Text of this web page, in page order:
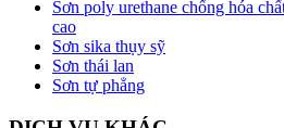
Sơn poly urethane chống hóa
cao
Sơn sika thụy sỹ
Sơn thái lan
Sơn tự phẳng